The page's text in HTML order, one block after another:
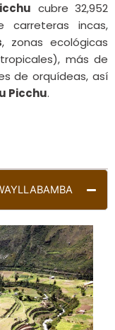
cubre 32,952
incas,
, zonas ecológicas
más de
de orquídeas, así
Picchu.